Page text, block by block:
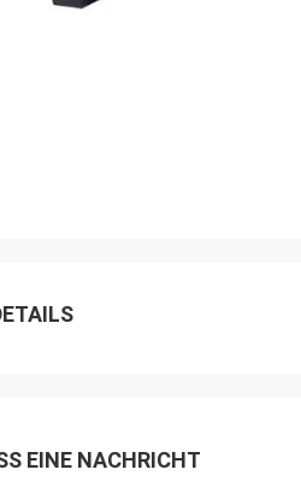
EINE NACHRICHT